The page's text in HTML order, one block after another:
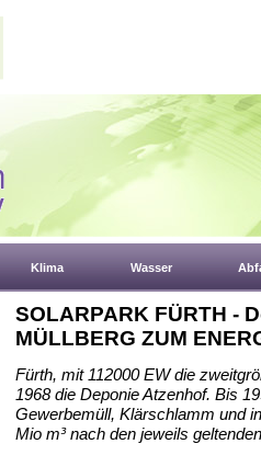
Klima Wasser
SOLARPARK FÜRTH -
MÜLLBERG ZUM
Fürth, mit 112000 EW die
1968 die Deponie Atzenhof. Bis
Gewerbemüll, Klärschlamm und
Mio m³ nach den jeweils